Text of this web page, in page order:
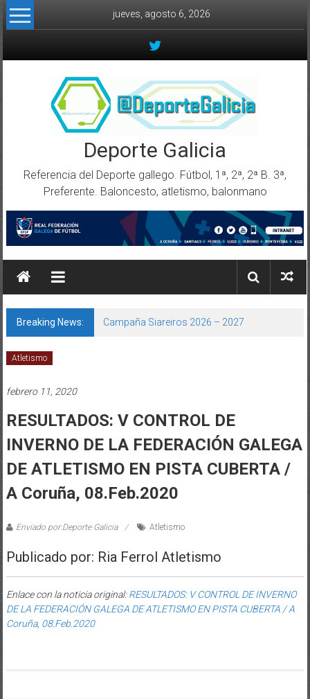
Skip to content
jueves, agosto 6, 2026
Deporte Galicia
Referencia del Deporte gallego. Fútbol, 1ª, 2ª, 2ª B. 3ª,
Preferente. Baloncesto, atletismo, balonmano
Breaking News: Campaña Siareiros 2026 – 2027
Atletismo
febrero 11, 2020
RESULTADOS: V CONTROL DE
INVERNO DE LA FEDERACIÓN GALEGA
DE ATLETISMO EN PISTA CUBERTA /
A Coruña, 08.Feb.2020
Enviado por:Deporte Galicia Atletismo
Publicado por: Ria Ferrol Atletismo
Enlace con la noticia original:RESULTADOS: V CONTROL DE INVERNO
DE LA FEDERACIÓN GALEGA DE ATLETISMO EN PISTA CUBERTA / A
Coruña, 08.Feb.2020